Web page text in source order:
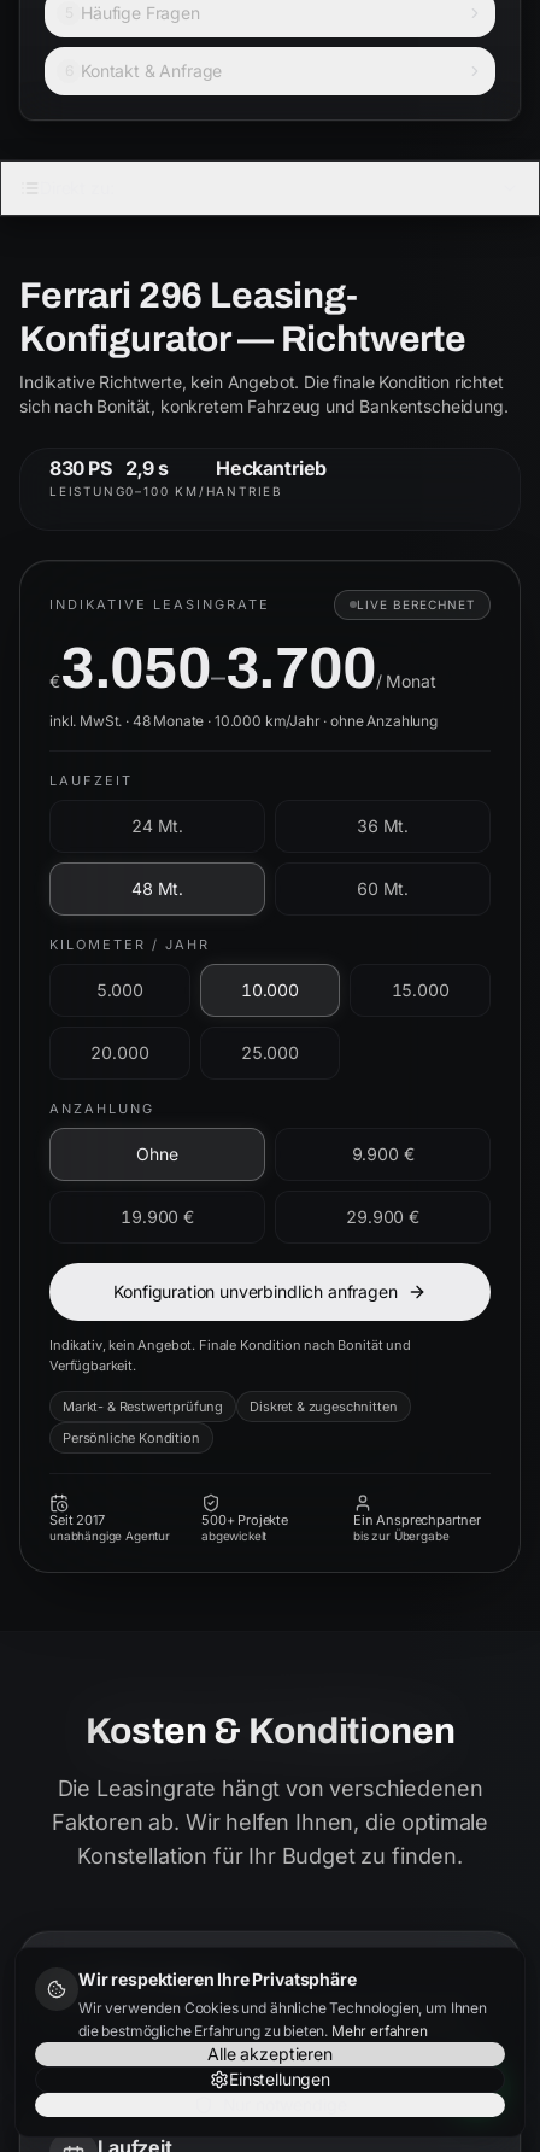
Wir respektieren Ihre Privatsphäre
Wir verwenden Cookies und ähnliche Technologien, um Ihnen
die bestmögliche Erfahrung zu bieten. Mehr erfahren
Alle akzeptieren
Einstellungen
Häufige Fragen
Kontakt & Anfrage
Ferrari 296 Leasing-
Konfigurator — Richtwerte
Indikative Richtwerte, kein Angebot. Die finale Kondition richtet
sich nach Bonität, konkretem Fahrzeug und Bankentscheidung.
296
296
3.0 V6 · Plug-in-Hybrid
Coupé Cabrio
296
ab € 2.800
830 PS
LEISTUNG
2,9 s
0–100 KM/H
Heckantrieb
ANTRIEB
INDIKATIVE LEASINGRATE LIVE BERECHNET
€3.050–3.700/ Monat
inkl. MwSt. · 48Monate · 10.000 km/Jahr · ohne Anzahlung
LAUFZEIT
24 Mt. 36 Mt.
48 Mt. 60 Mt.
KILOMETER / JAHR
5.000 10.000 15.000
20.000 25.000
ANZAHLUNG
Ohne 9.900 €
19.900 € 29.900 €
Konfiguration unverbindlich anfragen
Indikativ, kein Angebot. Finale Kondition nach Bonität und
Verfügbarkeit.
Markt- & Restwertprüfung
Diskret & zugeschnitten
Persönliche Kondition
Seit 2017
unabhängige Agentur
500+ Projekte
abgewickelt
Ein Ansprechpartner
bis zur Übergabe
Kosten & Konditionen
Die Leasingrate hängt von verschiedenen
Faktoren ab. Wir helfen Ihnen, die optimale
Konstellation für Ihr Budget zu finden.
Fahrzeugpreis
Je besser der Einkaufspreis, desto niedriger die
Rate. Wir finden bundesweit die besten Angebote.
Laufzeit